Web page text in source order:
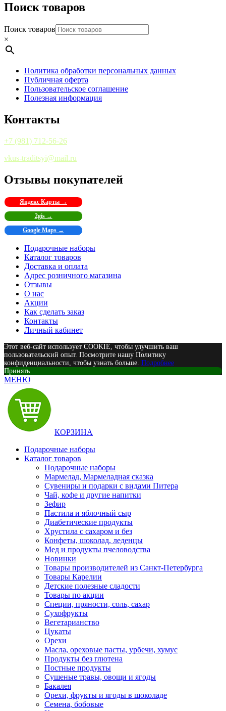
Поиск товаров
Поиск товаров
×
Политика обработки персональных данных
Публичная оферта
Пользовательское соглашение
Полезная информация
Контакты
+7 (981) 712-56-26
vkus-traditsyi@mail.ru
Отзывы покупателей
Яндекс Карты →
2gis →
Google Maps →
Подарочные наборы
Каталог товаров
Доставка и оплата
Адрес розничного магазина
Отзывы
О нас
Акции
Как сделать заказ
Контакты
Личный кабинет
Этот веб-сайт использует COOKIE, чтобы улучшить ваш
пользовательский опыт. Посмотрите нашу Политику
конфиденциальности, чтобы узнать больше. Подробнее
Принять
МЕНЮ
КОРЗИНА
Подарочные наборы
Каталог товаров
Подарочные наборы
Мармелад, Мармеладная сказка
Сувениры и подарки с видами Питера
Чай, кофе и другие напитки
Зефир
Пастила и яблочный сыр
Диабетические продукты
Хрустила с сахаром и без
Конфеты, шоколад, леденцы
Мед и продукты пчеловодства
Новинки
Товары производителей из Санкт-Петербурга
Товары Карелии
Детские полезные сладости
Товары по акции
Специи, пряности, соль, сахар
Сухофрукты
Вегетарианство
Цукаты
Орехи
Масла, ореховые пасты, урбечи, хумус
Продукты без глютена
Постные продукты
Сушеные травы, овощи и ягоды
Бакалея
Орехи, фрукты и ягоды в шоколаде
Семена, бобовые